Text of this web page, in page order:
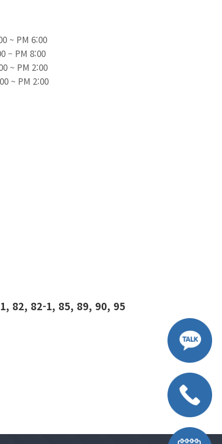
6:00
PM 8:00
2:00
2:00
82, 82-1, 85, 89, 90, 95